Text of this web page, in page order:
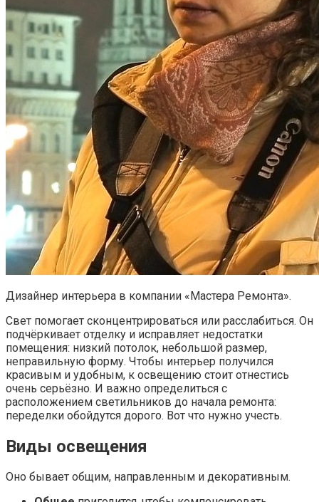
Дизайнер интерьера в компании «Мастера Ремонта».
Свет помогает сконцентрироваться или расслабиться. Он
подчёркивает отделку и исправляет недостатки
помещения: низкий потолок, небольшой размер,
неправильную форму. Чтобы интерьер получился
красивым и удобным, к освещению стоит отнестись
очень серьёзно. И важно определиться с
расположением светильников до начала ремонта:
переделки обойдутся дорого. Вот что нужно учесть.
Виды освещения
Оно бывает общим, направленным и декоративным.